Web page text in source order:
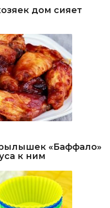
дом сияет
«Баффало»
к ним